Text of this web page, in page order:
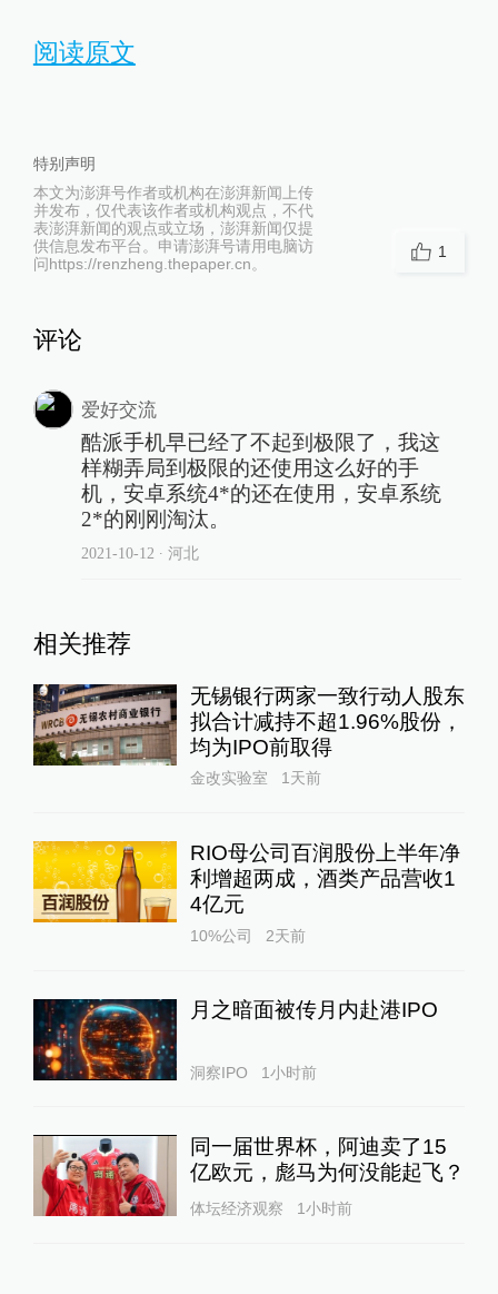
阅读原文
特别声明
本文为澎湃号作者或机构在澎湃新闻上传
并发布，仅代表该作者或机构观点，不代
表澎湃新闻的观点或立场，澎湃新闻仅提
供信息发布平台。申请澎湃号请用电脑访
问https://renzheng.thepaper.cn。
1
评论
爱好交流
酷派手机早已经了不起到极限了，我这
样糊弄局到极限的还使用这么好的手
机，安卓系统4*的还在使用，安卓系统
2*的刚刚淘汰。
2021-10-12 ∙ 河北
相关推荐
无锡银行两家一致行动人股东
拟合计减持不超1.96%股份，
均为IPO前取得
金改实验室 1天前
RIO母公司百润股份上半年净
利增超两成，酒类产品营收1
4亿元
10%公司 2天前
月之暗面被传月内赴港IPO
洞察IPO 1小时前
同一届世界杯，阿迪卖了15
亿欧元，彪马为何没能起飞？
体坛经济观察 1小时前